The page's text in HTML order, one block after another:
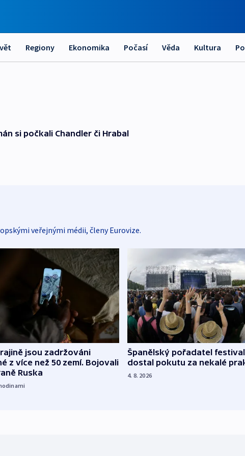
Regiony Ekonomika Počasí Věda Kultura
si počkali Chandler či Hrabal
veřejnými médii, členy Eurovize.
jsou zadržováni
z více než 50 zemí. Bojovali
Ruska
Španělský pořadatel
dostal pokutu za nekalé
4. 8. 2026